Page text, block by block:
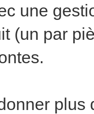
une
(un par
plus